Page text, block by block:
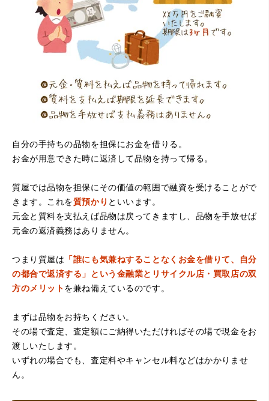
（大阪府寝屋川市）質屋さんは初めてて不安でしたが、他
店買い取りより高く思っていた以上の金額で大満足です。
説明もわかりやすく、優しい話し方の対応でとても良かっ
たです。
（大阪府堺市）電話対応の時からとても感じが良くて来店
してもとても優しく、来て良かったです。これからこちら
でお世話になろうと思いました。ありがとうございまし
た。
（京都府亀岡市）他店舗にも行きましたが、対応の方があ
まりお売りしたくないと思ったので、やめました。こちら
は電話対応からも誠実な印象でしたので、こちらでお売り
しようと思っておりました。この度はありがとうございま
す。
自分の手持ちの品物を担保にお金を借りる。
お金が用意できた時に返済して品物を持って帰る。
質屋では品物を担保にその価値の範囲で融資を受けることがで
きます。これを質預かり といいます。
元金と質料を支払えば品物は戻ってきますし、品物を手放せば
元金の返済義務はありません。
つまり質屋は 「誰にも気兼ねすることなくお金を借りて、自分
の都合で返済する」という金融業とリサイクル店・買取店の双
方のメリットを兼ね備えているのです。
まずは品物をお持ちください。
その場で査定、査定額にご納得いただければその場で現金をお
渡しいたします。
いずれの場合でも、査定料やキャンセル料などはかかりませ
ん。